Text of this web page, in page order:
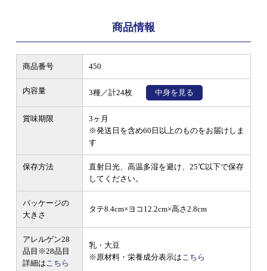
商品情報
商品番号 450
内容量 3種／計24枚 中身を見る
賞味期限
3ヶ月
※発送日を含め60日以上のものをお届けしま
す
保存方法
直射日光、高温多湿を避け、25℃以下で保存
してください。
パッケージの
大きさ
タテ8.4cm×ヨコ12.2cm×高さ2.8cm
アレルゲン28
品目 ※28品目
詳細はこちら
乳・大豆
※原材料・栄養成分表示はこちら